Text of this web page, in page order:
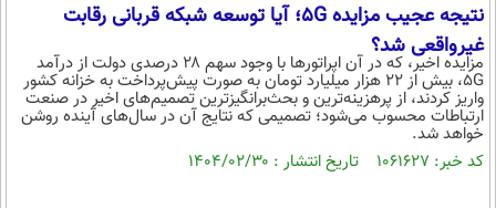
سیاسی
اقتصاد
اقتصادی
جامعه
بین الملل
نتیجه عجیب مزایده 5G؛ آیا توسعه شبکه قربانی رقابت
غیرواقعی شد؟
مزایده اخیر، که در آن اپراتورها با وجود سهم ۲۸ درصدی دولت از درآمد
5G، بیش از ۲۲ هزار میلیارد تومان به صورت پیش‌پرداخت به خزانه کشور
واریز کردند، از پرهزینه‌ترین و بحث‌برانگیزترین تصمیم‌های اخیر در صنعت
ارتباطات محسوب می‌شود؛ تصمیمی که نتایج آن در سال‌های آینده روشن
خواهد شد.
کد خبر: ۱۰۶۱۶۲۷ تاریخ انتشار : ۱۴۰۴/۰۲/۳۰